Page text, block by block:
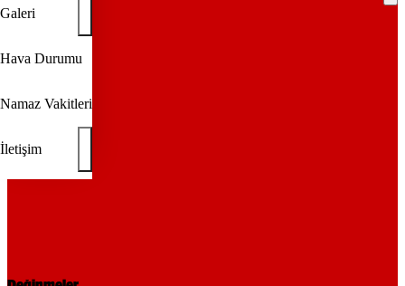
Galeri
Hava Durumu
Namaz Vakitleri
İletişim